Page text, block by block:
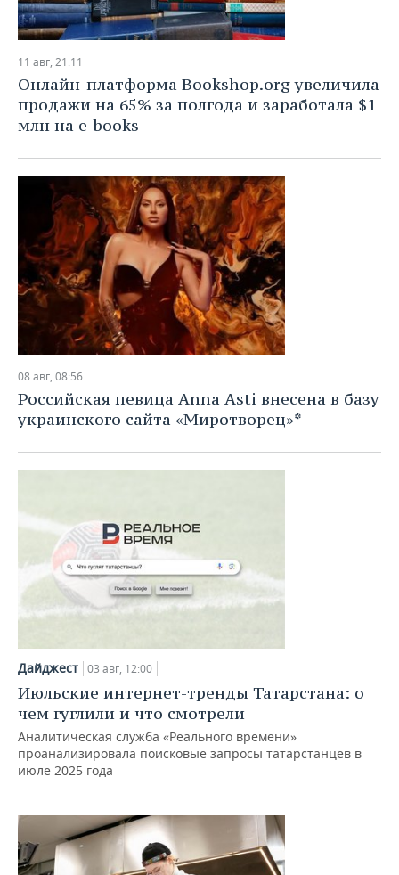
11 авг, 21:11
Онлайн-платформа Bookshop.org увеличила
продажи на 65% за полгода и заработала $1
млн на e-books
08 авг, 08:56
Российская певица Anna Asti внесена в базу
украинского сайта «Миротворец»*
Дайджест 03 авг, 12:00
Июльские интернет-тренды Татарстана: о
чем гуглили и что смотрели
Аналитическая служба «Реального времени»
проанализировала поисковые запросы татарстанцев в
июле 2025 года